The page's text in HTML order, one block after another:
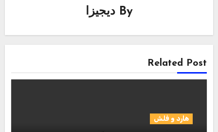
By دیجیزا
Related Post
هارد و فلش